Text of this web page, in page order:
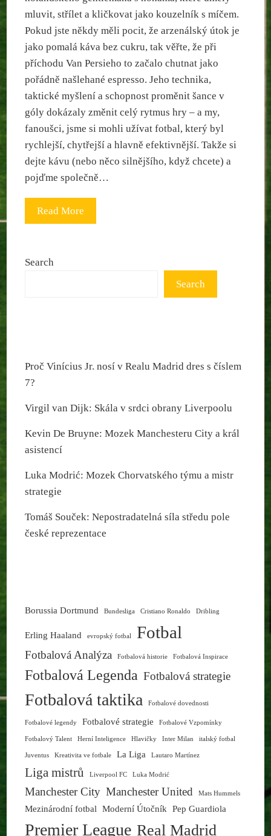
mluvit, střílet a kličkovat jako kouzelník s míčem.
Pokud jste někdy měli pocit, že arzenálský útok je
jako pomalá káva bez cukru, tak věřte, že při
příchodu Van Persieho to začalo chutnat jako
pořádně našlehané espresso. Jeho technika,
taktické myšlení a schopnost proměnit šance v
góly dokázaly změnit celý rytmus hry – a my,
fanoušci, jsme si mohli užívat fotbal, který byl
rychlejší, chytřejší a hlavně efektivnější. Takže si
dejte kávu (nebo něco silnějšího, když chcete) a
pojďme společně…
Read More
Search
Search
Proč Vinícius Jr. nosí v Realu Madrid dres s číslem
7?
Virgil van Dijk: Skála v srdci obrany Liverpoolu
Kevin De Bruyne: Mozek Manchesteru City a král
asistencí
Luka Modrić: Mozek Chorvatského týmu a mistr
strategie
Tomáš Souček: Nepostradatelná síla středu pole
české reprezentace
Borussia Dortmund Bundesliga Cristiano Ronaldo Dribling
Erling Haaland evropský fotbal Fotbal
Fotbalová Analýza Fotbalová historie Fotbalová Inspirace
Fotbalová Legenda Fotbalová strategie
Fotbalová taktika Fotbalové dovednosti
Fotbalové legendy Fotbalové strategie Fotbalové Vzpomínky
Fotbalový Talent Herní Inteligence Hlavičky Inter Milan italský fotbal
Juventus Kreativita ve fotbale La Liga Lautaro Martínez
Liga mistrů Liverpool FC Luka Modrić
Manchester City Manchester United Mats Hummels
Mezinárodní fotbal Moderní Útočník Pep Guardiola
Premier League Real Madrid